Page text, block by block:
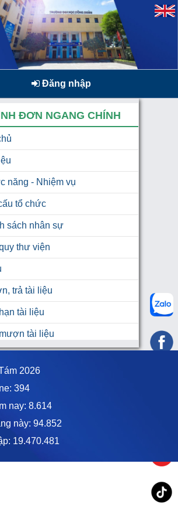
Đăng nhập
ĐƠN NGANG CHÍNH
năng - Nhiệm vụ
tổ chức
sách nhân sự
thư viện
trả tài liệu
tài liệu
tài liệu
học tập
DẪN TRA CỨU TÀI LIỆU
nhanh
2026
394
nay: 8.614
này: 94.852
19.470.481